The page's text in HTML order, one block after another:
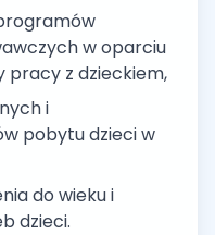
w oparciu
pracy z dzieckiem,
i
pobytu dzieci w
do wieku i
dzieci.